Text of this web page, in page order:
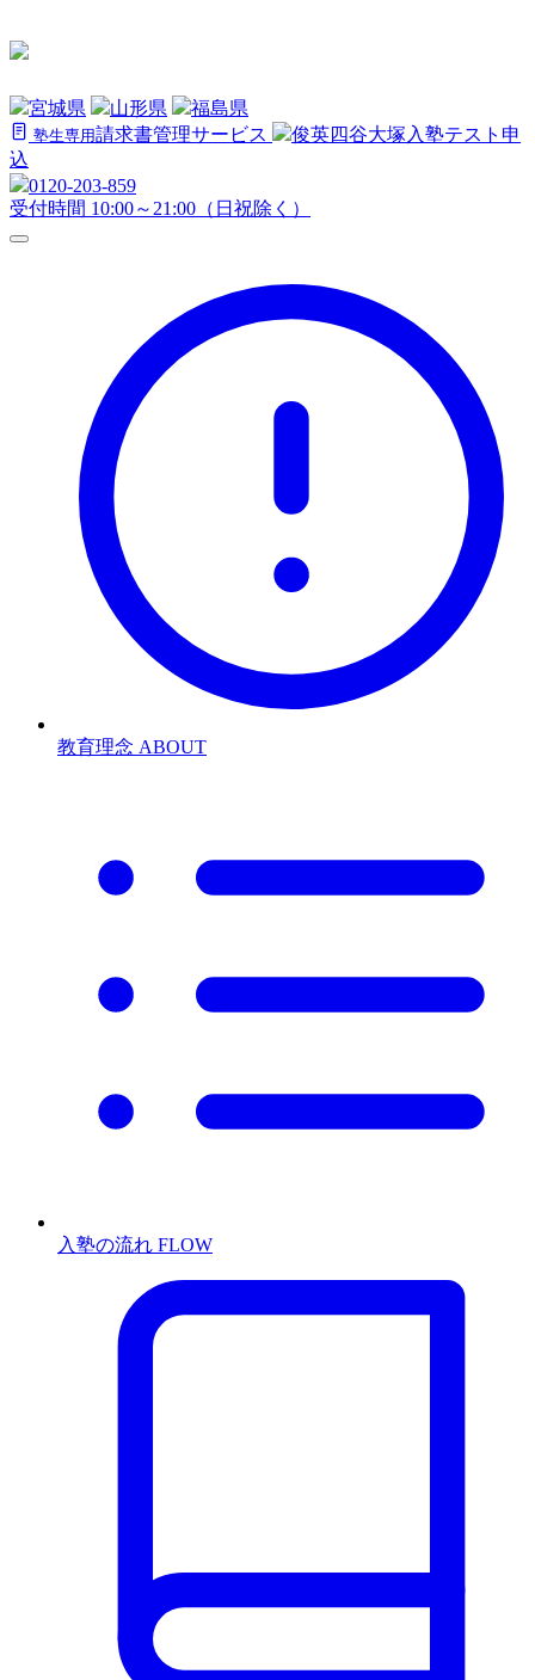
宮城県 山形県 福島県
塾生専用請求書管理サービス 俊英四谷大塚 入塾テスト申
込
0120-203-859
受付時間 10:00～21:00（日祝除く）
教育理念 ABOUT
入塾の流れ FLOW